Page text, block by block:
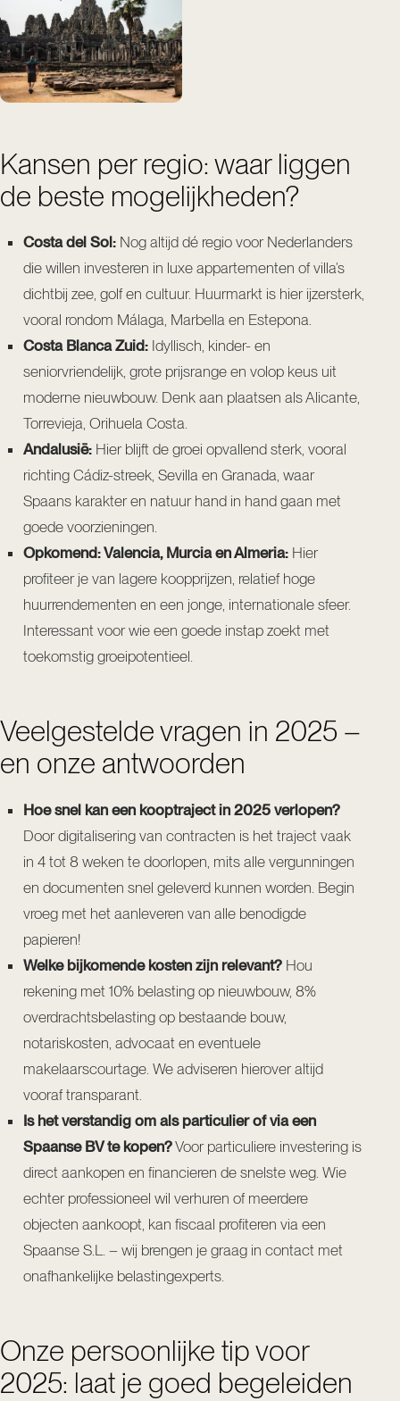
Kansen per regio: waar liggen
de beste mogelijkheden?
Costa del Sol: Nog altijd dé regio voor Nederlanders
die willen investeren in luxe appartementen of villa’s
dichtbij zee, golf en cultuur. Huurmarkt is hier ijzersterk,
vooral rondom Málaga, Marbella en Estepona.
Costa Blanca Zuid: Idyllisch, kinder- en
seniorvriendelijk, grote prijsrange en volop keus uit
moderne nieuwbouw. Denk aan plaatsen als Alicante,
Torrevieja, Orihuela Costa.
Andalusië: Hier blijft de groei opvallend sterk, vooral
richting Cádiz-streek, Sevilla en Granada, waar
Spaans karakter en natuur hand in hand gaan met
goede voorzieningen.
Opkomend: Valencia, Murcia en Almeria: Hier
profiteer je van lagere koopprijzen, relatief hoge
huurrendementen en een jonge, internationale sfeer.
Interessant voor wie een goede instap zoekt met
toekomstig groeipotentieel.
Veelgestelde vragen in 2025 –
en onze antwoorden
Hoe snel kan een kooptraject in 2025 verlopen?
Door digitalisering van contracten is het traject vaak
in 4 tot 8 weken te doorlopen, mits alle vergunningen
en documenten snel geleverd kunnen worden. Begin
vroeg met het aanleveren van alle benodigde
papieren!
Welke bijkomende kosten zijn relevant? Hou
rekening met 10% belasting op nieuwbouw, 8%
overdrachtsbelasting op bestaande bouw,
notariskosten, advocaat en eventuele
makelaarscourtage. We adviseren hierover altijd
vooraf transparant.
Is het verstandig om als particulier of via een
Spaanse BV te kopen?Voor particuliere investering is
direct aankopen en financieren de snelste weg. Wie
echter professioneel wil verhuren of meerdere
objecten aankoopt, kan fiscaal profiteren via een
Spaanse S.L. – wij brengen je graag in contact met
onafhankelijke belastingexperts.
Onze persoonlijke tip voor
2025: laat je goed begeleiden